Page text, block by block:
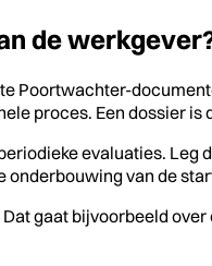
de
Poortwachter-
proces. Een dossier
evaluaties.
van de
gaat bijvoorbeeld